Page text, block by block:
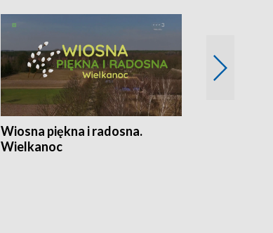
Wiosna piękna i radosna.
Wielkanoc